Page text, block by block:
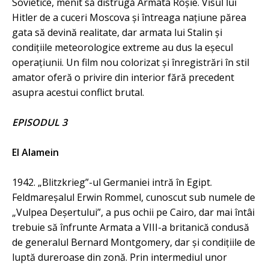
Hitler de a cuceri Moscova și întreaga națiune părea
gata să devină realitate, dar armata lui Stalin și
condițiile meteorologice extreme au dus la eșecul
operațiunii. Un film nou colorizat și înregistrări în stil
amator oferă o privire din interior fără precedent
asupra acestui conflict brutal.
EPISODUL 3
El Alamein
1942. „Blitzkrieg”-ul Germaniei intră în Egipt.
Feldmareșalul Erwin Rommel, cunoscut sub numele de
„Vulpea Deșertului”, a pus ochii pe Cairo, dar mai întâi
trebuie să înfrunte Armata a VIII-a britanică condusă
de generalul Bernard Montgomery, dar și condițiile de
luptă dureroase din zonă. Prin intermediul unor